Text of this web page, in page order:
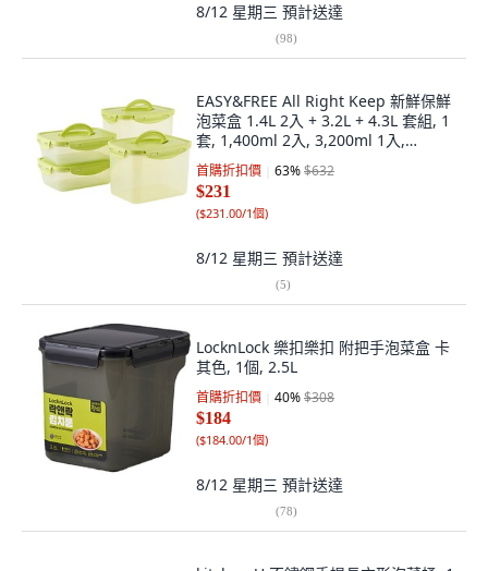
8/12 星期三 預計送達
(98)
EASY&FREE All Right Keep 新鮮保鮮
泡菜盒 1.4L 2入 + 3.2L + 4.3L 套組, 1
套, 1,400ml 2入, 3,200ml 1入,
4,300ml 1入
首購折扣價 63%$632
$231
($231.00/1個)
8/12 星期三 預計送達
(5)
LocknLock 樂扣樂扣 附把手泡菜盒 卡
其色, 1個, 2.5L
首購折扣價 40%$308
$184
($184.00/1個)
8/12 星期三 預計送達
(78)